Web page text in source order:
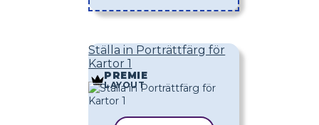
Ställa in Porträttfärg för
Kartor 1
PREMIE
LAYOUT